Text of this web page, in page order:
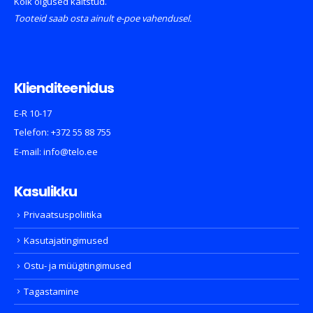
Tooteid saab osta ainult e-poe vahendusel.
Klienditeenidus
E-R 10-17
Telefon: +372 55 88 755
E-mail: info@telo.ee
Kasulikku
Privaatsuspoliitika
Kasutajatingimused
Ostu- ja müügitingimused
Tagastamine